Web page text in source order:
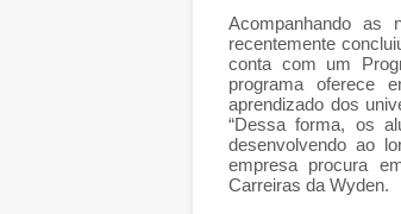
Acompanhando as
recentemente
conta com um
programa oferece
aprendizado dos
“Dessa forma, os
desenvolvendo ao
empresa procura
Carreiras da Wyden.